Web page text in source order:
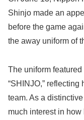
Shinjo made an
before the game
the away uniform of
The uniform
“SHINJO,”
team. As a
much interest in